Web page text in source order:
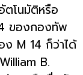
ตโนมัติหรือ
ของกองทัพ
ง M 14 ก็ว่าได้
B.